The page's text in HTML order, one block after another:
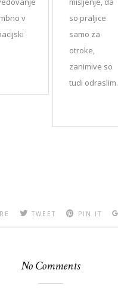
v
so praljice
samo za
otroke,
zanimive so
tudi odraslim.
TWEET PIN IT
No Comments